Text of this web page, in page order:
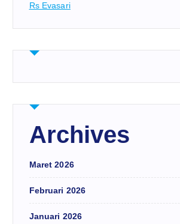
Rs Evasari
Archives
Maret 2026
Februari 2026
Januari 2026